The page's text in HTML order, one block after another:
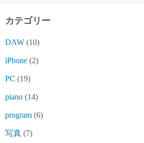
カテゴリー
DAW (10)
iPhone (2)
PC (19)
piano (14)
program (6)
写真 (7)